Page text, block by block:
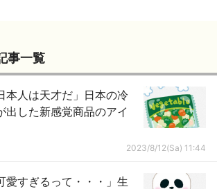
事一覧
本人は天才だ」日本の冷
出した新感覚商品のアイ
2023/8/12(Sa) 11:44
愛すぎるって・・・」生